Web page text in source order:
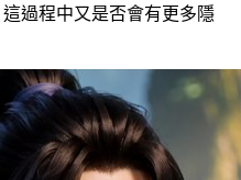
過程中又是否會有更多隱